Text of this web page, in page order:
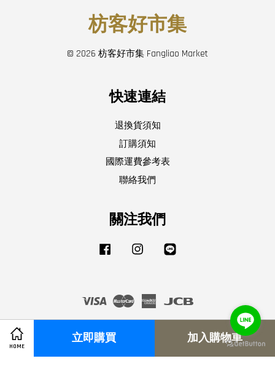
HOME
立即購買 加入購物車
枋客好市集
© 2026 枋客好市集 Fangliao Market
快速連結
退換貨須知
訂購須知
國際運費參考表
聯絡我們
關注我們
Facebook Instagram
Visa Master
American